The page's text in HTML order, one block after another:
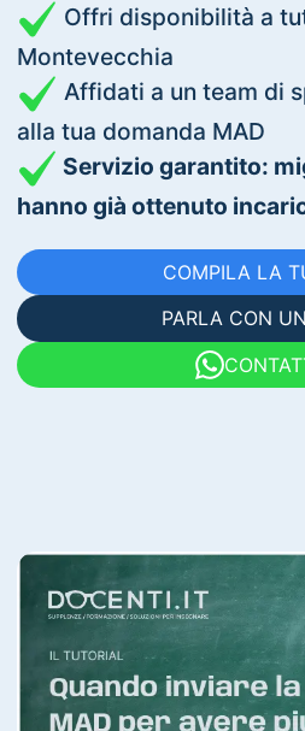
Offri disponibilità a
Montevecchia
Affidati a un team di
alla tua domanda MAD
Servizio garantito:
hanno già ottenuto
COMPILA LA
PARLA CON